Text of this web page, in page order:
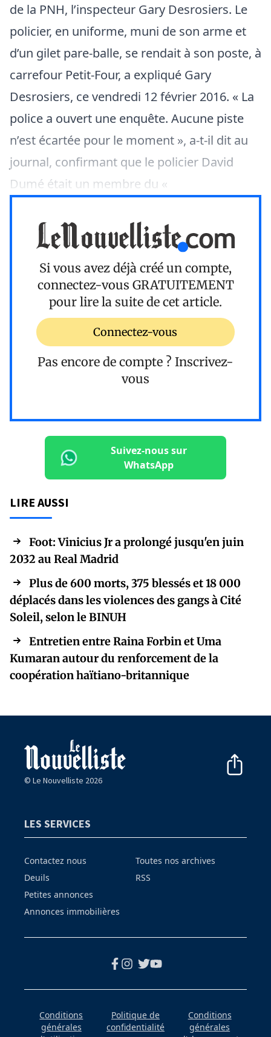
de la PNH, l’inspecteur Gary Desrosiers. Le
policier, en uniforme, muni de son arme et
d’un gilet pare-balle, se rendait à son poste, à
carrefour Petit-Four, a expliqué Gary
Desrosiers, ce vendredi 12 février 2016. « La
police a ouvert une enquête. Aucune piste
n’est écartée pour le moment », a-t-il dit au
journal, confirmant que le policier David
Dumé était un membre du «
Si vous avez déjà créé un compte,
connectez-vous GRATUITEMENT
pour lire la suite de cet article.
Connectez-vous
Pas encore de compte ? Inscrivez-
vous
Suivez-nous sur
WhatsApp
LIRE AUSSI
Foot: Vinicius Jr a prolongé jusqu'en juin
2032 au Real Madrid
Plus de 600 morts, 375 blessés et 18 000
déplacés dans les violences des gangs à Cité
Soleil, selon le BINUH
Entretien entre Raina Forbin et Uma
Kumaran autour du renforcement de la
coopération haïtiano-britannique
© Le Nouvelliste 2026
LES SERVICES
Contactez nous
Deuils
Petites annonces
Annonces immobilières
Toutes nos archives
RSS
Conditions
générales
Politique de
confidentialité
Conditions
générales